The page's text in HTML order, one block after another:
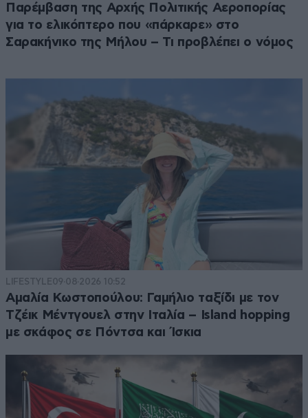
Παρέμβαση της Αρχής Πολιτικής Αεροπορίας
για το ελικόπτερο που «πάρκαρε» στο
Σαρακήνικο της Μήλου – Τι προβλέπει ο νόμος
LIFESTYLE09·08·2026 10:52
Αμαλία Κωστοπούλου: Γαμήλιο ταξίδι με τον
Τζέικ Μέντγουελ στην Ιταλία – Island hopping
με σκάφος σε Πόντσα και Ίσκια